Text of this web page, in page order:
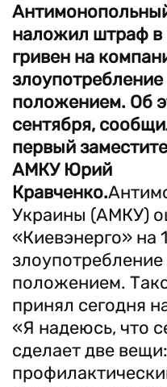
наложил штраф в
гривен на
положением. Об
сентября,
первый
АМКУ Юрий
Кравченко.
Украины (АМКУ)
«Киевэнерго» на
положением.
принял сегодня
«Я надеюсь, что
сделает две